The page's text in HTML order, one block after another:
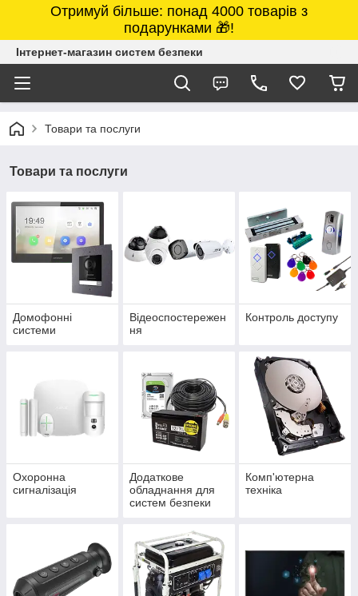
Отримуй більше: понад 4000 товарів з
подарунками 🎁!
Інтернет-магазин систем безпеки
Товари та послуги
Товари та послуги
Домофонні
системи
Відеоспостережен
ня
Контроль доступу
Охоронна
сигналізація
Додаткове
обладнання для
систем безпеки
Комп'ютерна
техніка